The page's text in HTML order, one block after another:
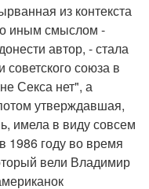
из контекста
иным смыслом -
автор, - стала
союза в
Секса нет", а
утверждавшая,
имела в виду совсем
1986 году во время
вели Владимир